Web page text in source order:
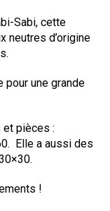
Sabi, cette
neutres d’origine
pour une grande
et pièces :
Elle a aussi des
!